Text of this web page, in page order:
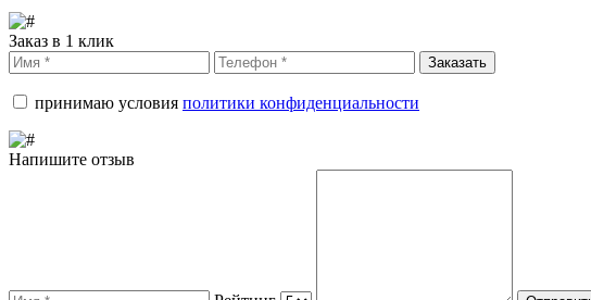
Заказ в 1 клик
Заказать
принимаю условия политики конфиденциальности
Напишите отзыв